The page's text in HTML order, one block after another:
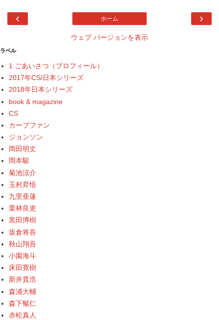
‹ ›
ホーム
ウェブ バージョンを表示
ラベル
1.ごあいさつ（プロフィール）
2017年CS/日本シリーズ
2018年日本シリーズ
book & magazine
CS
カープファン
ジョンソン
岡田明丈
岡本駿
菊池涼介
玉村昇悟
九里亜蓮
栗林良吏
黒田博樹
坂倉将吾
秋山翔吾
小園海斗
床田寛樹
新井貴浩
森浦大輔
森下暢仁
赤松真人